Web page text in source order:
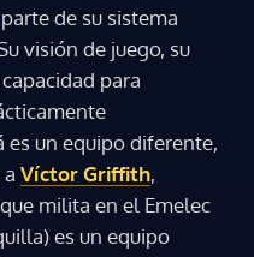
de su sistema
Su visión de juego, su
para
es un equipo diferente,
Víctor Griffith,
milita en el Emelec
es un equipo